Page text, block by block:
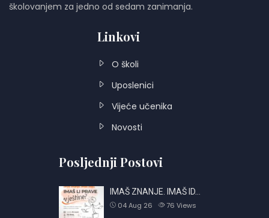
školovanjem za jedno od sedam zanimanja.
Linkovi
O školi
Uposlenici
Vijeće učenika
Novosti
Posljednji Postovi
IMAŠ ZNANJE. IMAŠ ID…
04 Aug 26
76 Views